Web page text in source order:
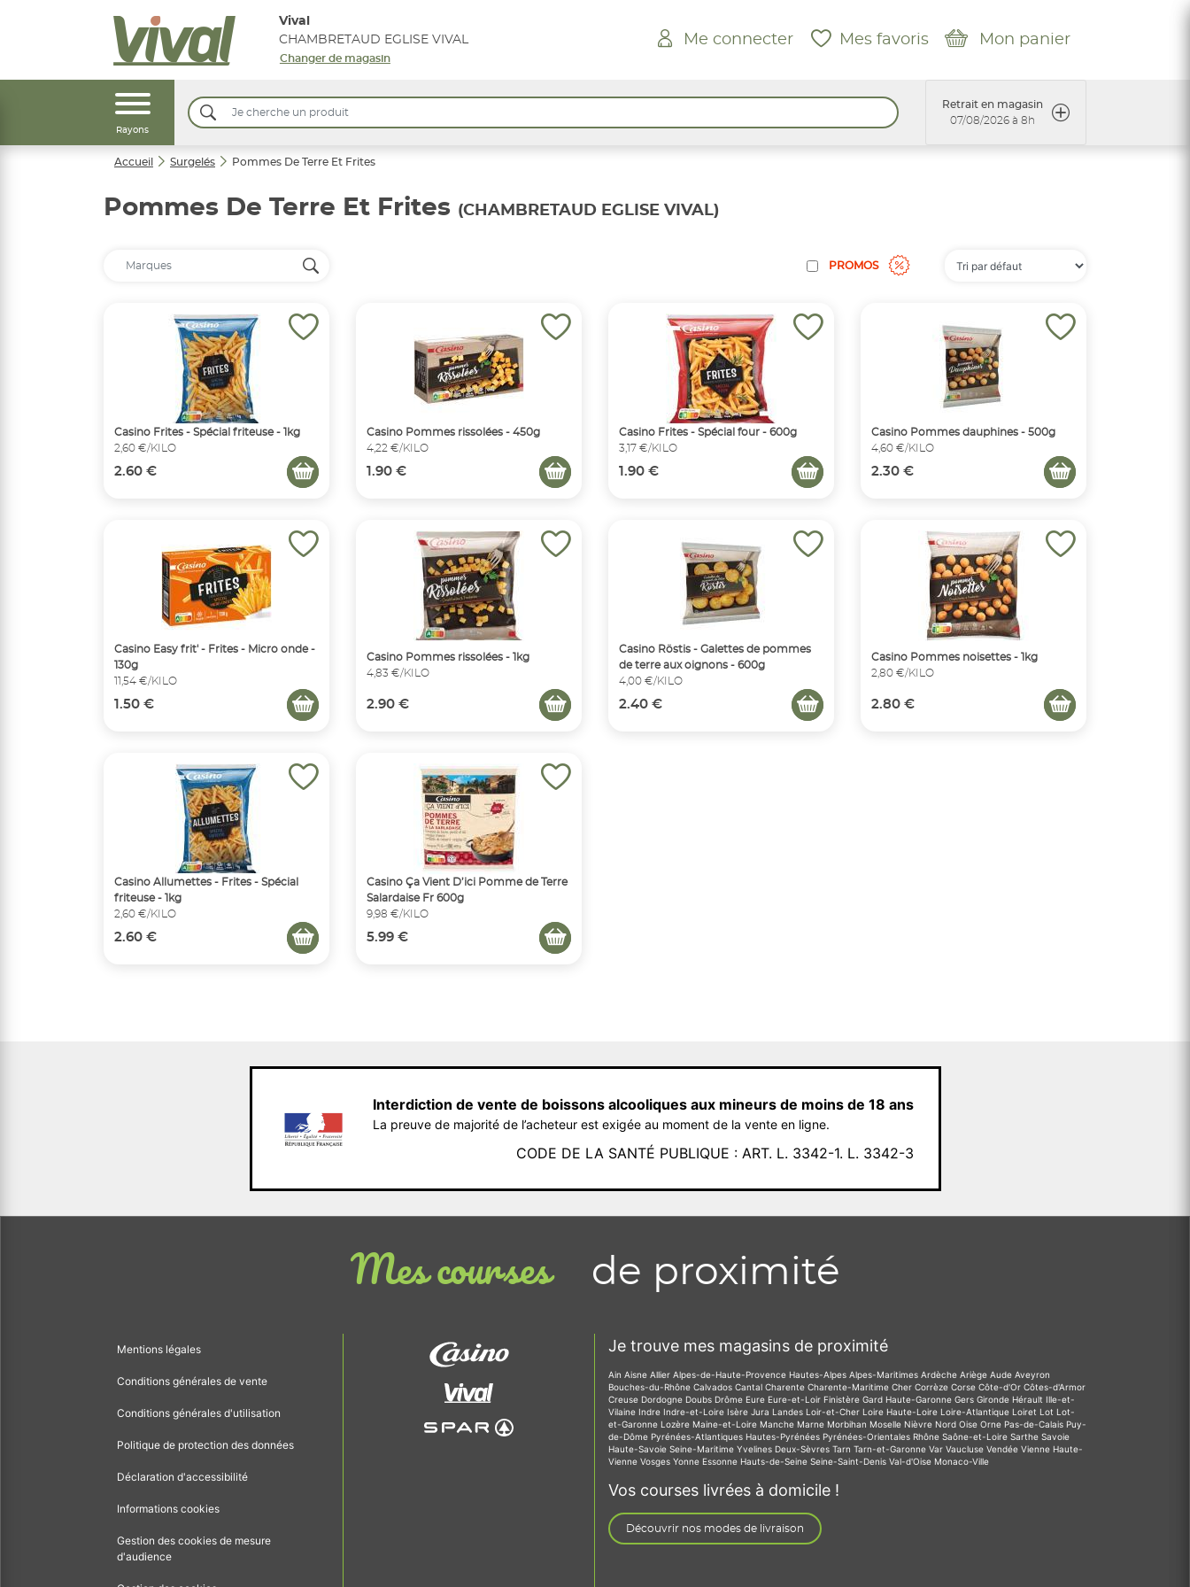
Vival
CHAMBRETAUD EGLISE VIVAL
Changer de magasin
Me connecter Mes favoris Mon panier
Rayons
Retrait en magasin
07/08/2026 à 8h
Accueil Surgelés Pommes De Terre Et Frites
Pommes De Terre Et Frites (CHAMBRETAUD EGLISE VIVAL)
PROMOS
Casino Frites - Spécial friteuse - 1kg
2,60 €/KILO
2.60 €
Casino Pommes rissolées - 450g
4,22 €/KILO
1.90 €
Casino Frites - Spécial four - 600g
3,17 €/KILO
1.90 €
Casino Pommes dauphines - 500g
4,60 €/KILO
2.30 €
Casino Easy frit' - Frites - Micro onde -
130g
11,54 €/KILO
1.50 €
Casino Pommes rissolées - 1kg
4,83 €/KILO
2.90 €
Casino Röstis - Galettes de pommes
de terre aux oignons - 600g
4,00 €/KILO
2.40 €
Casino Pommes noisettes - 1kg
2,80 €/KILO
2.80 €
Casino Allumettes - Frites - Spécial
friteuse - 1kg
2,60 €/KILO
2.60 €
Casino Ça Vient D’ici Pomme de Terre
Salardaise Fr 600g
9,98 €/KILO
5.99 €
Interdiction de vente de boissons alcooliques aux mineurs de moins de 18 ans
La preuve de majorité de l’acheteur est exigée au moment de la vente en ligne.
CODE DE LA SANTÉ PUBLIQUE : ART. L. 3342-1. L. 3342-3
Mes courses de proximité
Mentions légales
Conditions générales de vente
Conditions générales d'utilisation
Politique de protection des données
Déclaration d'accessibilité
Informations cookies
Gestion des cookies de mesure
d'audience
Je trouve mes magasins de proximité
Ain Aisne Allier Alpes-de-Haute-Provence Hautes-Alpes Alpes-Maritimes Ardèche Ariège Aude Aveyron
Bouches-du-Rhône Calvados Cantal Charente Charente-Maritime Cher Corrèze Corse Côte-d'Or Côtes-d'Armor
Creuse Dordogne Doubs Drôme Eure Eure-et-Loir Finistère Gard Haute-Garonne Gers Gironde Hérault Ille-et-
Vilaine Indre Indre-et-Loire Isère Jura Landes Loir-et-Cher Loire Haute-Loire Loire-Atlantique Loiret Lot Lot-
et-Garonne Lozère Maine-et-Loire Manche Marne Morbihan Moselle Nièvre Nord Oise Orne Pas-de-Calais Puy-
de-Dôme Pyrénées-Atlantiques Hautes-Pyrénées Pyrénées-Orientales Rhône Saône-et-Loire Sarthe Savoie
Haute-Savoie Seine-Maritime Yvelines Deux-Sèvres Tarn Tarn-et-Garonne Var Vaucluse Vendée Vienne Haute-
Vienne Vosges Yonne Essonne Hauts-de-Seine Seine-Saint-Denis Val-d'Oise Monaco-Ville
Vos courses livrées à domicile !
Découvrir nos modes de livraison